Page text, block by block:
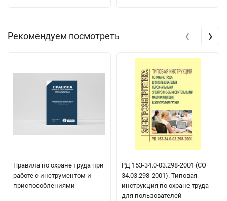
Рекомендуем посмотреть
Правила по охране труда при
работе с инструментом и
приспособлениями
РД 153-34.0-03.298-2001 (СО
34.03.298-2001). Типовая
инструкция по охране труда
для пользователей
‹ ›